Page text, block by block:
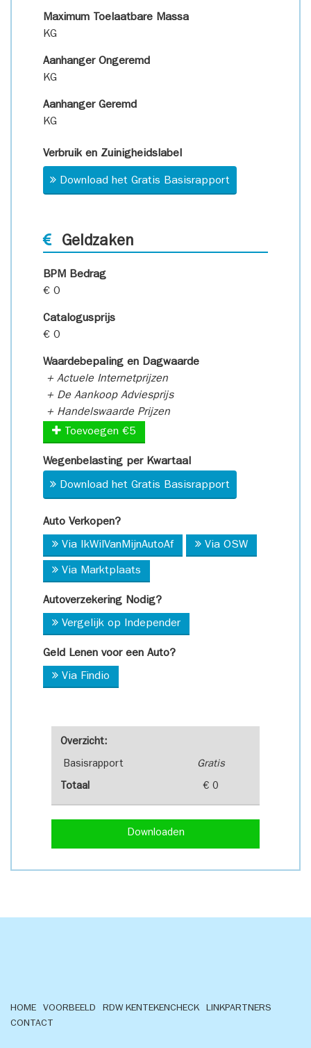
Overzicht:
Basisrapport Gratis
Totaal € 0
Downloaden
Maximum Toelaatbare Massa
KG
Aanhanger Ongeremd
KG
Aanhanger Geremd
KG
Verbruik en Zuinigheidslabel
Download het Gratis Basisrapport
Geldzaken
BPM Bedrag
€ 0
Catalogusprijs
€ 0
Waardebepaling en Dagwaarde
+ Actuele Internetprijzen
+ De Aankoop Adviesprijs
+ Handelswaarde Prijzen
Toevoegen €5
Wegenbelasting per Kwartaal
Download het Gratis Basisrapport
Auto Verkopen?
Via IkWilVanMijnAutoAf Via OSW
Via Marktplaats
Autoverzekering Nodig?
Vergelijk op Independer
Geld Lenen voor een Auto?
Via Findio
HOME VOORBEELD RDW KENTEKENCHECK
LINKPARTNERS
CONTACT